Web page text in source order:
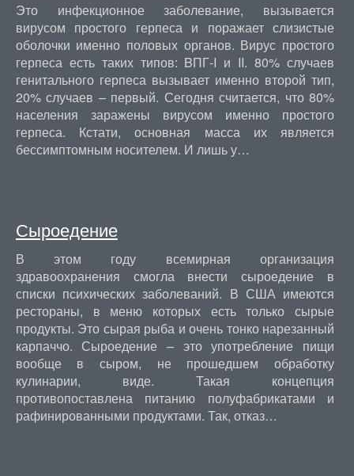
Это инфекционное заболевание, вызывается
вирусом простого герпеса и поражает слизистые
оболочки именно половых органов. Вирус простого
герпеса есть таких типов: BПГ-I и II. 80% случаев
генитального герпеса вызывает именно второй тип,
20% случаев – первый. Сегодня считается, что 80%
населения заражены вирусом именно простого
герпеса. Кстати, основная масса их является
бессимптомным носителем. И лишь у…
Сыроедение
В этом году всемирная организация
здравоохранения смогла внести сыроедение в
списки психических заболеваний. В США имеются
рестораны, в меню которых есть только сырые
продукты. Это сырая рыба и очень тонко нарезанный
карпаччо. Сыроедение – это употребление пищи
вообще в сыром, не прошедшем обработку
кулинарии, виде. Такая концепция
противопоставлена питанию полуфабрикатами и
рафинированными продуктами. Так, отказ…